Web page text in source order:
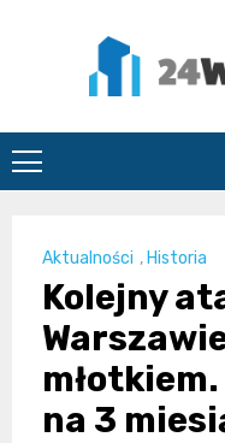
Aktualności , Historia
Kolejny
na 3